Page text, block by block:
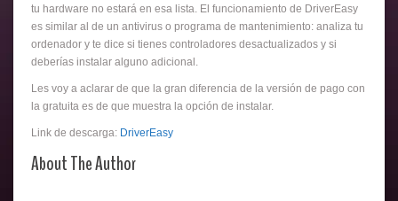
tu hardware no estará en esa lista. El funcionamiento de DriverEasy
es similar al de un antivirus o programa de mantenimiento: analiza tu
ordenador y te dice si tienes controladores desactualizados y si
deberías instalar alguno adicional.
Les voy a aclarar de que la gran diferencia de la versión de pago con
la gratuita es de que muestra la opción de instalar.
Link de descarga: DriverEasy
About The Author